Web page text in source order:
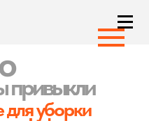
привыкли
уборки